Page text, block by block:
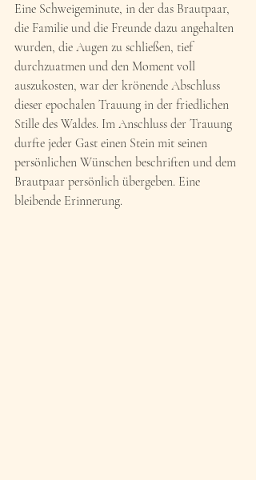
Eine Schweigeminute, in der das Brautpaar,
die Familie und die Freunde dazu angehalten
wurden, die Augen zu schließen, tief
durchzuatmen und den Moment voll
auszukosten, war der krönende Abschluss
dieser epochalen Trauung in der friedlichen
Stille des Waldes. Im Anschluss der Trauung
durfte jeder Gast einen Stein mit seinen
persönlichen Wünschen beschriften und dem
Brautpaar persönlich übergeben. Eine
bleibende Erinnerung.